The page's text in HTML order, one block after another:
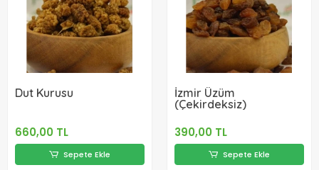
Dut Kurusu
660,00 TL
Sepete Ekle
İzmir Üzüm
(Çekirdeksiz)
390,00 TL
Sepete Ekle